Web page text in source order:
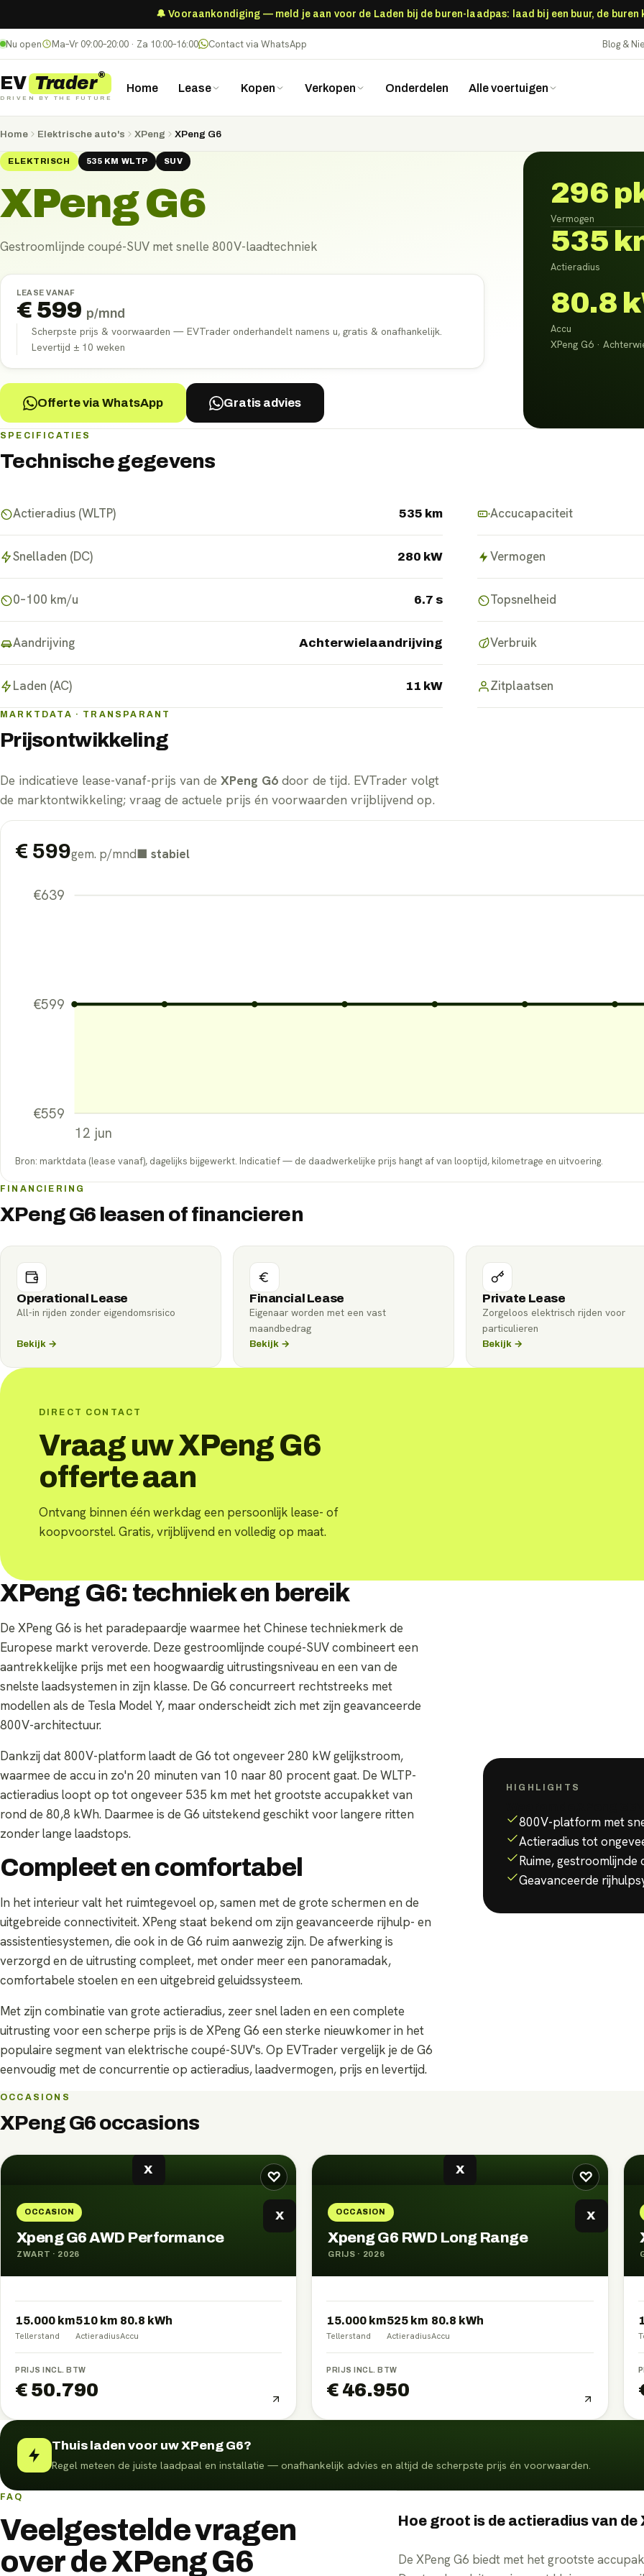
🔔 Vooraankondiging — meld je aan voor de Laden bij de buren-laadpas: laad bij een buur, de
Nu open Ma–Vr 09:00–20:00 · Za 10:00–16:00 Contact via WhatsApp Blog &
EV Trader®
DRIVEN BY THE FUTURE
Home Lease Kopen Verkopen Onderdelen Alle voertuigen
Home Elektrische auto's XPeng XPeng G6
ELEKTRISCH 535 KM WLTP SUV
XPeng G6
Gestroomlijnde coupé-SUV met snelle 800V-laadtechniek
LEASE VANAF
€ 599 p/mnd
Scherpste prijs & voorwaarden — EVTrader onderhandelt namens u, gratis & onafhankelijk.
Levertijd ± 10 weken
Offerte via WhatsApp Gratis advies
296
Vermogen
535
Actieradius
80.8
Accu
XPeng G6 ·
SPECIFICATIES
Technische gegevens
Actieradius (WLTP) 535 km Accucapaciteit
Snelladen (DC) 280 kW Vermogen
0–100 km/u 6.7 s Topsnelheid
Aandrijving Achterwielaandrijving Verbruik
Laden (AC) 11 kW Zitplaatsen
MARKTDATA · TRANSPARANT
Prijsontwikkeling
De indicatieve lease-vanaf-prijs van de XPeng G6 door de tijd. EVTrader volgt
de marktontwikkeling; vraag de actuele prijs én voorwaarden vrijblijvend op.
€ 599gem. p/mnd■ stabiel
€639
€599
€559
12 jun
Bron: marktdata (lease vanaf), dagelijks bijgewerkt. Indicatief — de daadwerkelijke prijs hangt af van looptijd, kilometrage en uitvoering.
FINANCIERING
XPeng G6 leasen of financieren
Operational Lease
All-in rijden zonder eigendomsrisico
Bekijk →
Financial Lease
Eigenaar worden met een vast
maandbedrag
Bekijk →
Private Lease
Zorgeloos elektrisch rijden voor
particulieren
Bekijk →
DIRECT CONTACT
Vraag uw XPeng G6
offerte aan
Ontvang binnen één werkdag een persoonlijk lease- of
koopvoorstel. Gratis, vrijblijvend en volledig op maat.
XPeng G6: techniek en bereik
De XPeng G6 is het paradepaardje waarmee het Chinese techniekmerk de
Europese markt veroverde. Deze gestroomlijnde coupé-SUV combineert een
aantrekkelijke prijs met een hoogwaardig uitrustingsniveau en een van de
snelste laadsystemen in zijn klasse. De G6 concurreert rechtstreeks met
modellen als de Tesla Model Y, maar onderscheidt zich met zijn geavanceerde
800V-architectuur.
Dankzij dat 800V-platform laadt de G6 tot ongeveer 280 kW gelijkstroom,
waarmee de accu in zo'n 20 minuten van 10 naar 80 procent gaat. De WLTP-
actieradius loopt op tot ongeveer 535 km met het grootste accupakket van
rond de 80,8 kWh. Daarmee is de G6 uitstekend geschikt voor langere ritten
zonder lange laadstops.
Compleet en comfortabel
In het interieur valt het ruimtegevoel op, samen met de grote schermen en de
uitgebreide connectiviteit. XPeng staat bekend om zijn geavanceerde rijhulp- en
assistentiesystemen, die ook in de G6 ruim aanwezig zijn. De afwerking is
verzorgd en de uitrusting compleet, met onder meer een panoramadak,
comfortabele stoelen en een uitgebreid geluidssysteem.
Met zijn combinatie van grote actieradius, zeer snel laden en een complete
uitrusting voor een scherpe prijs is de XPeng G6 een sterke nieuwkomer in het
populaire segment van elektrische coupé-SUV's. Op EVTrader vergelijk je de G6
eenvoudig met de concurrentie op actieradius, laadvermogen, prijs en levertijd.
HIGHLIGHTS
800V-platform met
Actieradius tot
Ruime, gestroomlijnde
Geavanceerde
OCCASIONS
XPeng G6occasions
♡
X
OCCASION X
Xpeng G6 AWD Performance
ZWART · 2026
15.000 km
Tellerstand
510 km
Actieradius
80.8 kWh
Accu
PRIJS INCL. BTW
€ 50.790
♡
X
OCCASION X
Xpeng G6 RWD Long Range
GRIJS · 2026
15.000 km
Tellerstand
525 km
Actieradius
80.8 kWh
Accu
PRIJS INCL. BTW
€ 46.950
Thuis laden voor uw XPeng G6?
Regel meteen de juiste laadpaal en installatie — onafhankelijk advies en altijd de scherpste prijs én voorwaarden.
FAQ
Veelgestelde vragen
over de XPeng G6
Hoe groot is de actieradius van de
De XPeng G6 biedt met het grootste